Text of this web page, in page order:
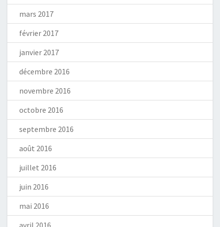
mars 2017
février 2017
janvier 2017
décembre 2016
novembre 2016
octobre 2016
septembre 2016
août 2016
juillet 2016
juin 2016
mai 2016
avril 2016